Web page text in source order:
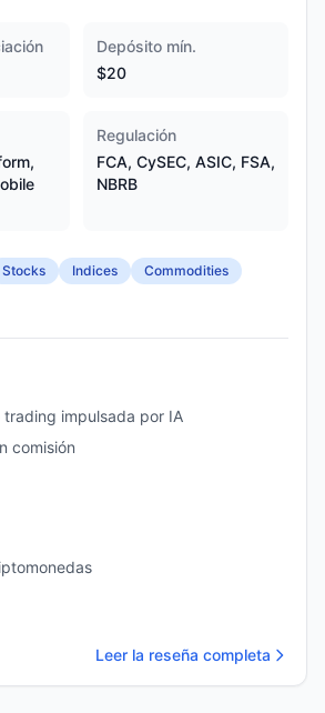
Depósito mín.
$20
Regulación
FCA, CySEC, ASIC, FSA,
NBRB
Stocks Indices
Commodities
impulsada por IA
comisión
Leer la reseña completa